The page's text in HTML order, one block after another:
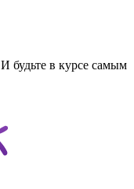
И будьте в курсе самым